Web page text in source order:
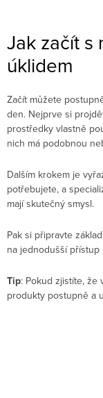
Jak začít s
úklidem
Začít můžete
den. Nejprve si
prostředky vlastně
nich má podobnou
Dalším krokem je
potřebujete, a
mají skutečný smysl.
Pak si připravte
na jednodušší přístup
Tip: Pokud zjistíte,
produkty postupně a